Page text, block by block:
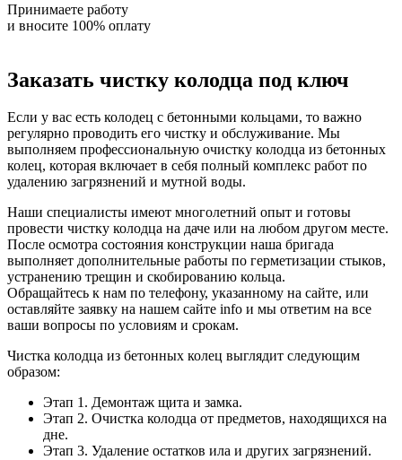
Принимаете работу
и вносите 100% оплату
Заказать чистку колодца под ключ
Если у вас есть колодец с бетонными кольцами, то важно
регулярно проводить его чистку и обслуживание. Мы
выполняем профессиональную очистку колодца из бетонных
колец, которая включает в себя полный комплекс работ по
удалению загрязнений и мутной воды.
Наши специалисты имеют многолетний опыт и готовы
провести чистку колодца на даче или на любом другом месте.
После осмотра состояния конструкции наша бригада
выполняет дополнительные работы по герметизации стыков,
устранению трещин и скобированию кольца.
Обращайтесь к нам по телефону, указанному на сайте, или
оставляйте заявку на нашем сайте info и мы ответим на все
ваши вопросы по условиям и срокам.
Чистка колодца из бетонных колец выглядит следующим
образом:
Этап 1. Демонтаж щита и замка.
Этап 2. Очистка колодца от предметов, находящихся на
дне.
Этап 3. Удаление остатков ила и других загрязнений.